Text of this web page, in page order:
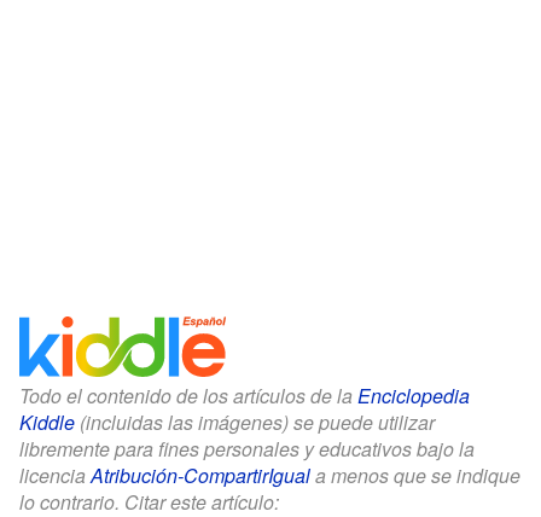
Todo el contenido de los artículos de la Enciclopedia
Kiddle (incluidas las imágenes) se puede utilizar
libremente para fines personales y educativos bajo la
licencia Atribución-CompartirIguala menos que se indique
lo contrario. Citar este artículo: